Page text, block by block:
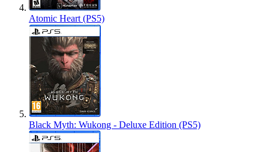
Atomic Heart (PS5)
Black Myth: Wukong - Deluxe Edition (PS5)